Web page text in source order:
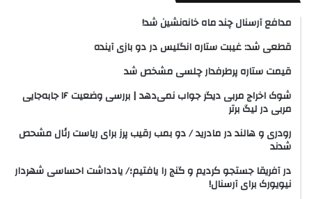
مدافع آرسنال چند ماه خانه‌نشین شد!
قطعی شد: غیبت ستاره انگلیس در دو بازی آینده
قیمت ستاره پرطرفدار چلسی مشخص شد
شوک اخراج مربی دیگر جواب نمی‌دهد | بررسی وضعیت ۱۶ جابه‌جایی
مربی در لیگ برتر
رودری و هالند در مادرید / دو بمب رقیب پرز برای ریاست رئال مشحص
شدند
در آفریقا جستجو کردیم و گنج را یافتیم؛/ یادداشت احساسی شهردار
نیویورک برای آرسنال!